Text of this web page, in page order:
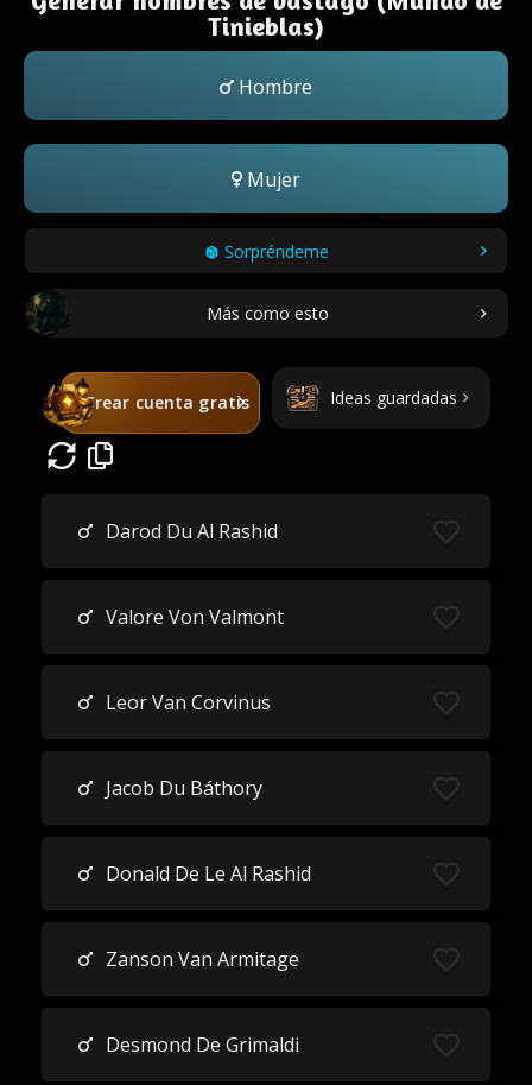
Tinieblas)
Hombre
Mujer
Sorpréndeme
Más como esto
Crear cuenta gratis Ideas guardadas
Darod Du Al Rashid
Valore Von Valmont
Leor Van Corvinus
Jacob Du Báthory
Donald De Le Al Rashid
Zanson Van Armitage
Desmond De Grimaldi